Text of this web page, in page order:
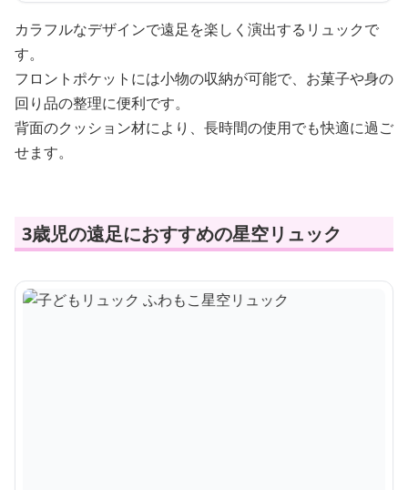
カラフルなデザインで遠足を楽しく演出するリュックで
す。
フロントポケットには小物の収納が可能で、お菓子や身の
回り品の整理に便利です。
背面のクッション材により、長時間の使用でも快適に過ご
せます。
3歳児の遠足におすすめの星空リュック